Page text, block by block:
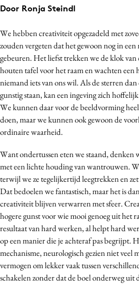
Carriere
Craft
Customer Experience
Data & Insights
Design
Digital transformation
Diversiteit
Effectiviteit
Influencer marketing
Interne communicatie
Martech
Media
Merkstrategie
PR
Programmatic
Purpose Marketing
Reputatie & crisis
Door Ronja Steindl
We hebben creativiteit opgezadeld met
zouden vergeten dat het gewoon nog in
gebeuren. Het liefst trekken we de klok
houten tafel voor het raam en wachten een
niemand iets van ons wil. Als de sterren dan
gunstig staan, kan een ingeving zich
We kunnen daar voor de beeldvorming
doen, maar we kunnen ook gewoon de
ordinaire waarheid.
Want ondertussen eten we staand, denken
met een lichte houding van wantrouwen.
terwijl we ze tegelijkertijd leegtrekken en
Dat bedoelen we fantastisch, maar het is
creativiteit blijven verwarren met sfeer.
hogere gunst voor wie mooi genoeg uit het
resultaat van hard werken, al helpt hard
op een manier die je achteraf pas begrijpt.
mechanisme, neurologisch gezien niet veel
vermogen om lekker vaak tussen
schakelen zonder dat de boel onderweg uit